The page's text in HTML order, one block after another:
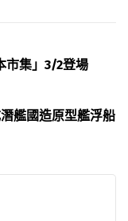
市集」3/2登場
艦國造原型艦浮船